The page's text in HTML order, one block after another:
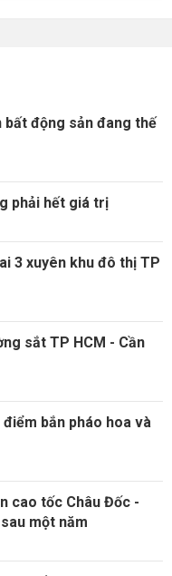
bất động sản đang thế
phải hết giá trị
3 xuyên khu đô thị TP
sắt TP HCM - Cần
bắn pháo hoa và
cao tốc Châu Đốc -
một năm